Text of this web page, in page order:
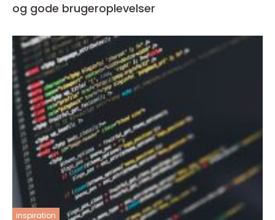
og gode brugeroplevelser
inspiration